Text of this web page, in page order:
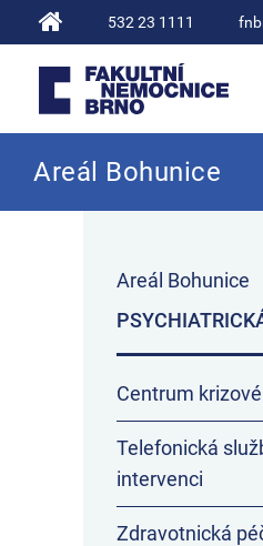
532 23 1111
Fakultní nemocnice Brno
Areál Bohunice
Areál Bohunice
Centrum
Telefonická
intervenci
Zdravotnická